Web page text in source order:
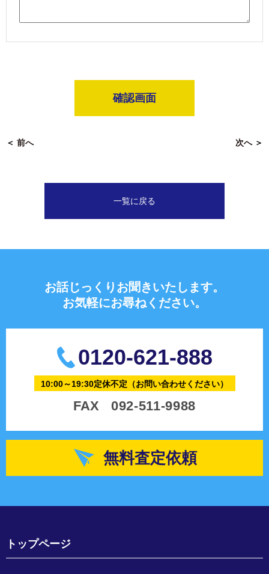
確認画面
＜ 前へ 次へ＞
一覧に戻る
お話じっくりお聞きいたします。
お気軽にお尋ねください。
0120-621-888
10:00～19:30定休不定 （お問い合わせください）
FAX 092-511-9988
無料査定依頼
トップページ